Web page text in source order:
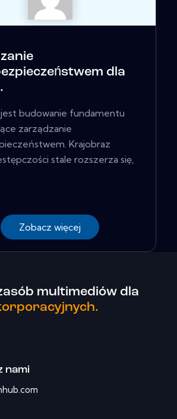
dla
budowanie fundamentu
zarządzanie
Krajobraz
stale rozszerza się,
Zobacz więcej
multimediów dla
nami